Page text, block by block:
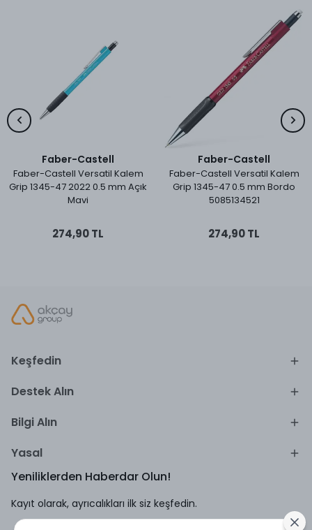
Faber-Castell
Faber-Castell Versatil Kalem
Grip 1345-47 2022 0.5 mm Açık
Mavi
274,90 TL
Faber-Castell
Faber-Castell Versatil Kalem
Grip 1345-47 0.5 mm Bordo
5085134521
274,90 TL
Keşfedin
Destek Alın
Bilgi Alın
Yasal
Yeniliklerden Haberdar Olun!
Kayıt olarak, ayrıcalıkları ilk siz keşfedin.